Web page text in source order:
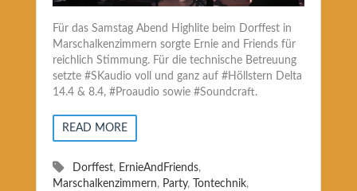
Für das Samstag Abend Highlite beim Dorffest in
Marschalkenzimmern sorgte Ernie and Friends für
reichlich Stimmung. Für die technische Betreuung
setzte #SKaudio voll und ganz auf #Höllstern Delta
14.4 & 8.4, #Proaudio sowie #Soundcraft.
READ MORE
Dorffest, ErnieAndFriends,
Marschalkenzimmern, Party, Tontechnik,